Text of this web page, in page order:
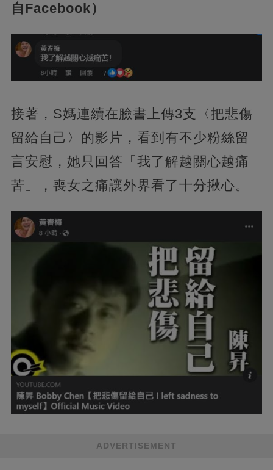
自Facebook）
接著，S媽連續在臉書上傳3支〈把悲傷
留給自己〉的影片，看到有不少粉絲留
言安慰，她只回答「我了解越關心越痛
苦」，喪女之痛讓外界看了十分揪心。
ADVERTISEMENT